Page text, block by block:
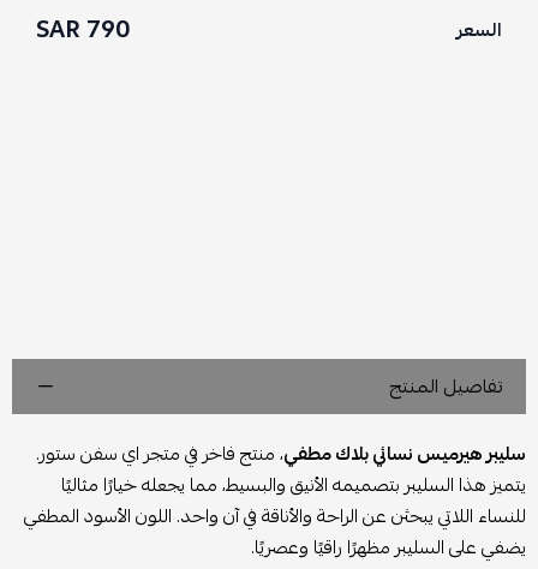
السعر 790 SAR
تفاصيل المنتج
سليبر هيرميس نسائي بلاك مطفي، منتج فاخر في متجر اي سفن ستور.
يتميز هذا السليبر بتصميمه الأنيق والبسيط، مما يجعله خيارًا مثاليًا
للنساء اللاتي يبحثن عن الراحة والأناقة في آن واحد. اللون الأسود المطفي
يضفي على السليبر مظهرًا راقيًا وعصريًا.